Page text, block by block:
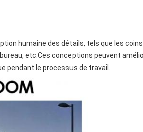
humaine des détails, tels que les coins
etc.Ces conceptions peuvent
pendant le processus de travail.